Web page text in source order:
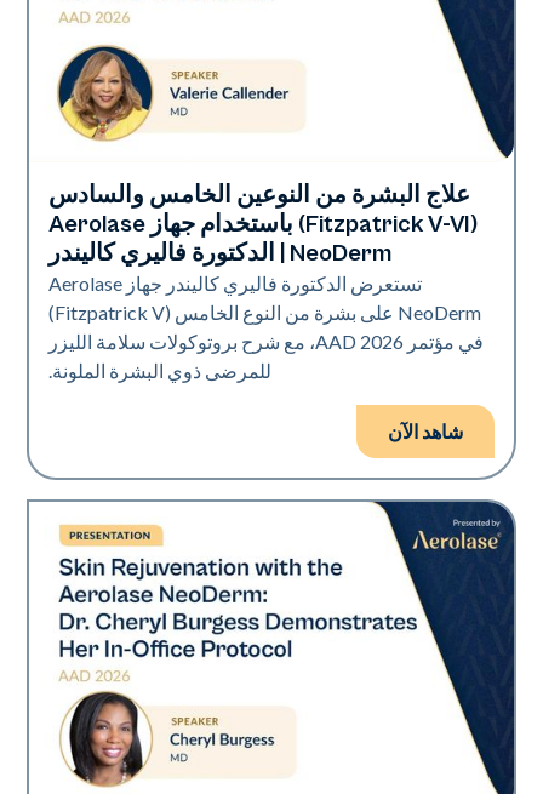
Neo Elite | إهداء
علاج البشرة من النوعين الخامس والسادس
(Fitzpatrick V-VI) باستخدام جهاز Aerolase
NeoDerm | الدكتورة فاليري كاليندر
تستعرض الدكتورة فاليري كاليندر جهاز Aerolase
NeoDerm على بشرة من النوع الخامس (Fitzpatrick V)
في مؤتمر AAD 2026، مع شرح بروتوكولات سلامة الليزر
للمرضى ذوي البشرة الملونة.
شاهد الآن